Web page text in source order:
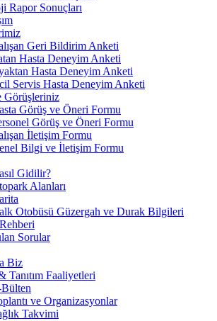
Rapor Sonuçları
Geri Bildirim Anketi
Hasta Deneyim Anketi
Hasta Deneyim Anketi
Servis Hasta Deneyim Anketi
Görüşleriniz
Görüş ve Öneri Formu
Görüş ve Öneri Formu
İletişim Formu
Bilgi ve İletişim Formu
Gidilir?
Alanları
Otobüsü Güzergah ve Durak Bilgileri
Sorular
Biz
Tanıtım Faaliyetleri
ve Organizasyonlar
Takvimi